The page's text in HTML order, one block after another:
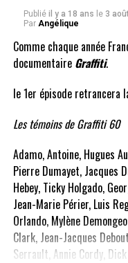
Publié il y a 18 ans le 3
Par Angélique
Comme chaque année
documentaire Graffiti.
le 1er épisode retrancera
Les témoins de Graffiti 60
Adamo, Antoine, Hugues
Pierre Dumayet, Jacques
Hebey, Ticky Holgado,
Jean-Marie Périer, Luis
Orlando, Mylène
Clark, Jean-Jacques
Serrault, Annie Cordy,